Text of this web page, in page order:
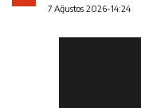
7 Ağustos 2026-14:24